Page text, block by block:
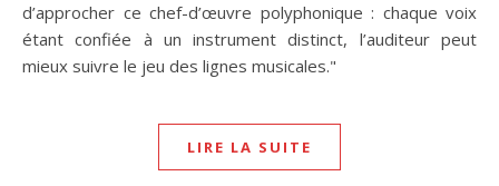
d’approcher ce chef-d’œuvre polyphonique : chaque voix
étant confiée à un instrument distinct, l’auditeur peut
mieux suivre le jeu des lignes musicales."
LIRE LA SUITE